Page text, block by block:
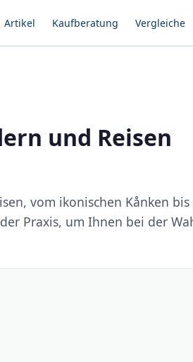
Artikel Kaufberatung Vergleiche
und Reisen
vom ikonischen Kånken
Praxis, um Ihnen bei der